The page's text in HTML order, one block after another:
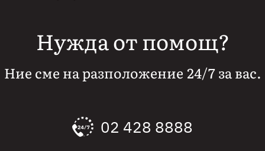
Нужда от помощ?
Ние сме на разположение 24/7 за вас.
02 428 8888